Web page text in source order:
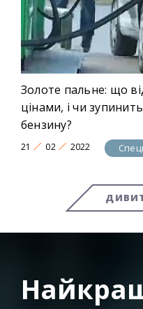
Золоте пальне: що
цінами, і чи
бензину?
21 02 2022